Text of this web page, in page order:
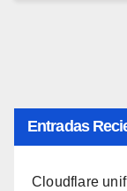
Entradas
Cloudflare